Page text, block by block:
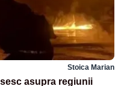
Stoica Marian
asupra regiunii